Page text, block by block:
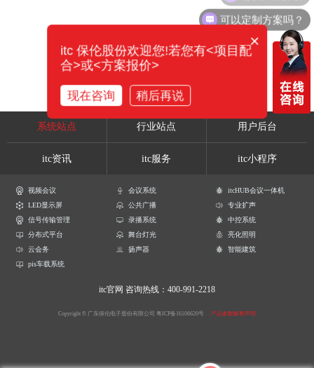
系统站点 行业站点 用户后台
itc资讯 itc服务 itc小程序
视频会议 会议系统
itcHUB会议一体机
LED显示屏
公共广播
专业扩声
信号传输管理
录播系统
中控系统
分布式平台
舞台灯光
亮化照明
云会务
扬声器
智能建筑
pis车载系统
itc官网 咨询热线：400-991-2218
Copyright © 广东保伦电子股份有限公司 粤ICP备16106620号 产品参数解释声明
可以定制方案吗？
×
itc 保伦股份欢迎您!若您有<项目配
合>或<方案报价>
现在咨询 稍后再说